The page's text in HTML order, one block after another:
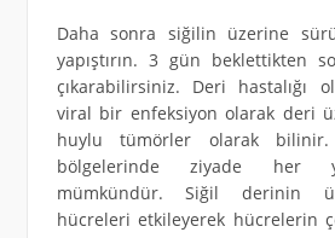
Daha sonra siğilin üzerine
yapıştırın. 3 gün beklettikten
çıkarabilirsiniz. Deri hastalığı
viral bir enfeksiyon olarak deri
huylu tümörler olarak
bölgelerinde ziyade her
mümkündür. Siğil derinin
hücreleri etkileyerek hücrelerin